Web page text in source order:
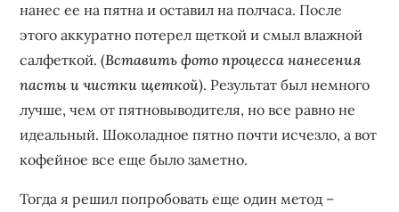
нанес ее на пятна и оставил на полчаса. После
этого аккуратно потерел щеткой и смыл влажной
салфеткой. (Вставить фото процесса нанесения
пасты и чистки щеткой). Результат был немного
лучше‚ чем от пятновыводителя‚ но все равно не
идеальный. Шоколадное пятно почти исчезло‚ а вот
кофейное все еще было заметно.
Тогда я решил попробовать еще один метод –